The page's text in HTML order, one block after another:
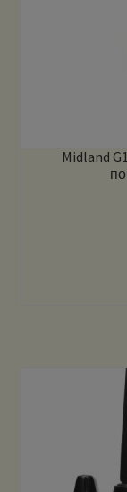
Midland